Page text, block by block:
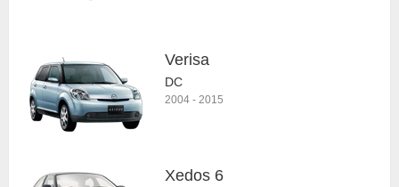
Verisa
DC
2004 - 2015
Xedos 6